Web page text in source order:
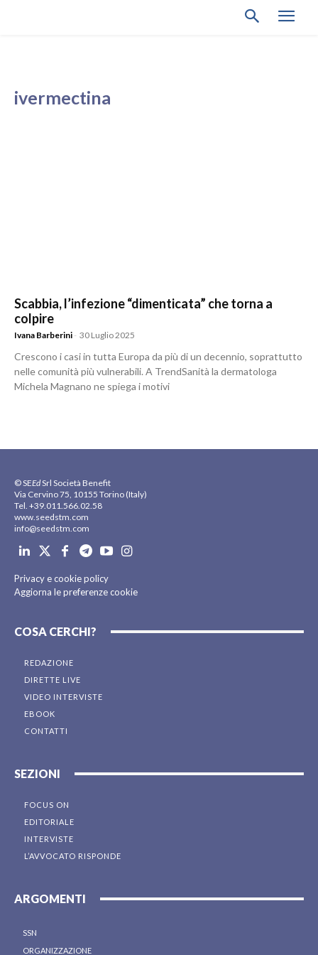
ivermectina
Scabbia, l’infezione “dimenticata” che torna a
colpire
Ivana Barberini - 30 Luglio 2025
Crescono i casi in tutta Europa da più di un decennio, soprattutto
nelle comunità più vulnerabili. A TrendSanità la dermatologa
Michela Magnano ne spiega i motivi
© SEEdSrl Società Benefit
Via Cervino 75, 10155 Torino (Italy)
Tel. +39.011.566.02.58
www.seedstm.com
info@seedstm.com
Privacy e cookie policy
Aggiorna le preferenze cookie
COSA CERCHI?
REDAZIONE
DIRETTE LIVE
VIDEO INTERVISTE
EBOOK
CONTATTI
SEZIONI
FOCUS ON
EDITORIALE
INTERVISTE
L’AVVOCATO RISPONDE
ARGOMENTI
SSN
ORGANIZZAZIONE